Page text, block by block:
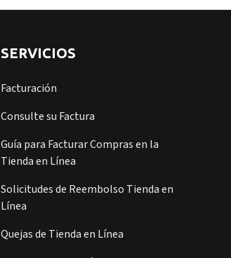
SERVICIOS
Facturación
Consulte su Factura
Guía para Facturar Compras en la
Tienda en Línea
Solicitudes de Reembolso Tienda en
Línea
Quejas de Tienda en Línea